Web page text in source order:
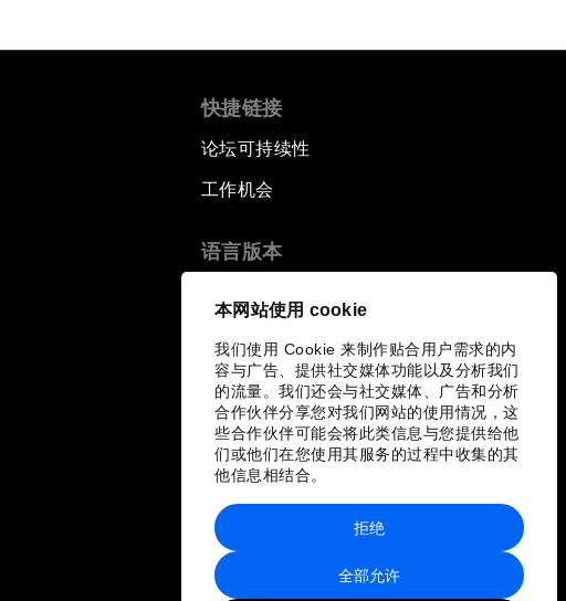
本网站使用 cookie
我们使用 Cookie 来制作贴合用户需求的内
容与广告、提供社交媒体功能以及分析我们
的流量。我们还会与社交媒体、广告和分析
合作伙伴分享您对我们网站的使用情况，这
些合作伙伴可能会将此类信息与您提供给他
们或他们在您使用其服务的过程中收集的其
他信息相结合。
全部允许
拒绝
快捷链接
论坛可持续性
工作机会
语言版本